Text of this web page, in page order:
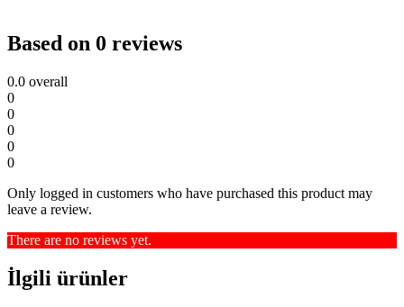
Based on 0 reviews
0.0 overall
0
0
0
0
0
Only logged in customers who have purchased this product may
leave a review.
There are no reviews yet.
İlgili ürünler